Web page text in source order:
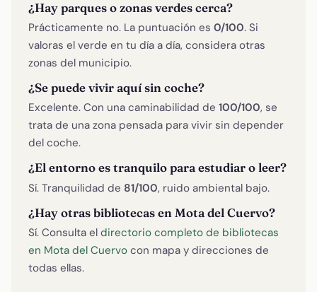
¿Hay parques o zonas verdes cerca?
Prácticamente no. La puntuación es 0/100. Si
valoras el verde en tu día a día, considera otras
zonas del municipio.
¿Se puede vivir aquí sin coche?
Excelente. Con una caminabilidad de 100/100, se
trata de una zona pensada para vivir sin depender
del coche.
¿El entorno es tranquilo para estudiar o leer?
Sí. Tranquilidad de 81/100, ruido ambiental bajo.
¿Hay otras bibliotecas en Mota del Cuervo?
Sí. Consulta el directorio completo de bibliotecas
en Mota del Cuervo con mapa y direcciones de
todas ellas.